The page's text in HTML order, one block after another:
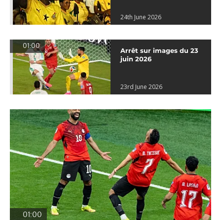
24th June 2026
01:00
Arrêt sur images du 23
juin 2026
23rd June 2026
01:00